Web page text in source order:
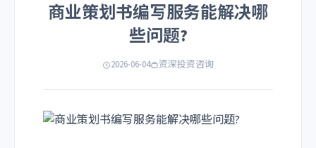
商业策划书编写服务能解决哪
些问题?
2026-06-04 资深投资咨询